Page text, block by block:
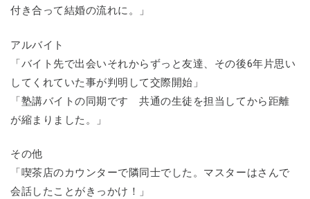
付き合って結婚の流れに。」
アルバイト
「バイト先で出会いそれからずっと友達、その後6年片思い
してくれていた事が判明して交際開始」
「塾講バイトの同期です 共通の生徒を担当してから距離
が縮まりました。」
その他
「喫茶店のカウンターで隣同士でした。マスターはさんで
会話したことがきっかけ！」